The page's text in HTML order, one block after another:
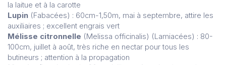
la laitue et à la carotte
Lupin (Fabacées) : 60cm-1,50m, mai à septembre, attire les
auxiliaires ; excellent engrais vert
Mélisse citronnelle (Melissa officinalis) (Lamiacées) : 80-
100cm, juillet à août, très riche en nectar pour tous les
butineurs ; attention à la propagation